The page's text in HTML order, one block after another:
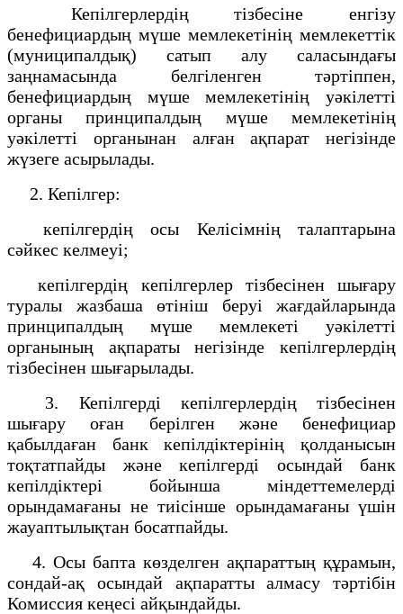
Кепілгерлердің тізбесіне енгізу
бенефициардың мүше мемлекетінің мемлекеттік
(муниципалдық) сатып алу саласындағы
заңнамасында белгіленген тәртіппен,
бенефициардың мүше мемлекетінің уәкілетті
органы принципалдың мүше мемлекетінің
уәкілетті органынан алған ақпарат негізінде
жүзеге асырылады.
2. Кепілгер:
кепілгердің осы Келісімнің талаптарына
сәйкес келмеуі;
кепілгердің кепілгерлер тізбесінен шығару
туралы жазбаша өтініш беруі жағдайларында
принципалдың мүше мемлекеті уәкілетті
органының ақпараты негізінде кепілгерлердің
тізбесінен шығарылады.
3. Кепілгерді кепілгерлердің тізбесінен
шығару оған берілген және бенефициар
қабылдаған банк кепілдіктерінің қолданысын
тоқтатпайды және кепілгерді осындай банк
кепілдіктері бойынша міндеттемелерді
орындамағаны не тиісінше орындамағаны үшін
жауаптылықтан босатпайды.
4. Осы бапта көзделген ақпараттың құрамын,
сондай-ақ осындай ақпаратты алмасу тәртібін
Комиссия кеңесі айқындайды.